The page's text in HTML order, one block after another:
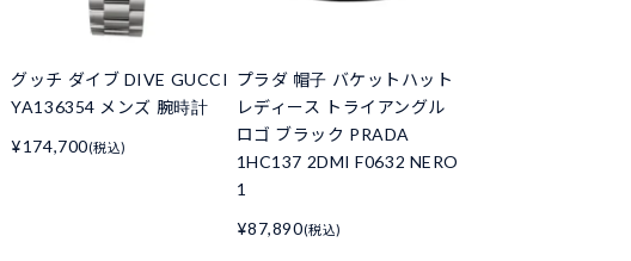
グッチ ダイブ DIVE GUCCI
YA136354 メンズ 腕時計
¥174,700(税込)
プラダ 帽子 バケットハット
レディース トライアングル
ロゴ ブラック PRADA
1HC137 2DMI F0632 NERO
1
¥87,890(税込)